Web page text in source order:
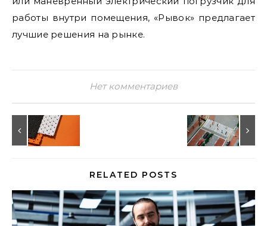
работы внутри помещения, «Рывок» предлагает
лучшие решения на рынке.
Нет комментариев
RELATED POSTS